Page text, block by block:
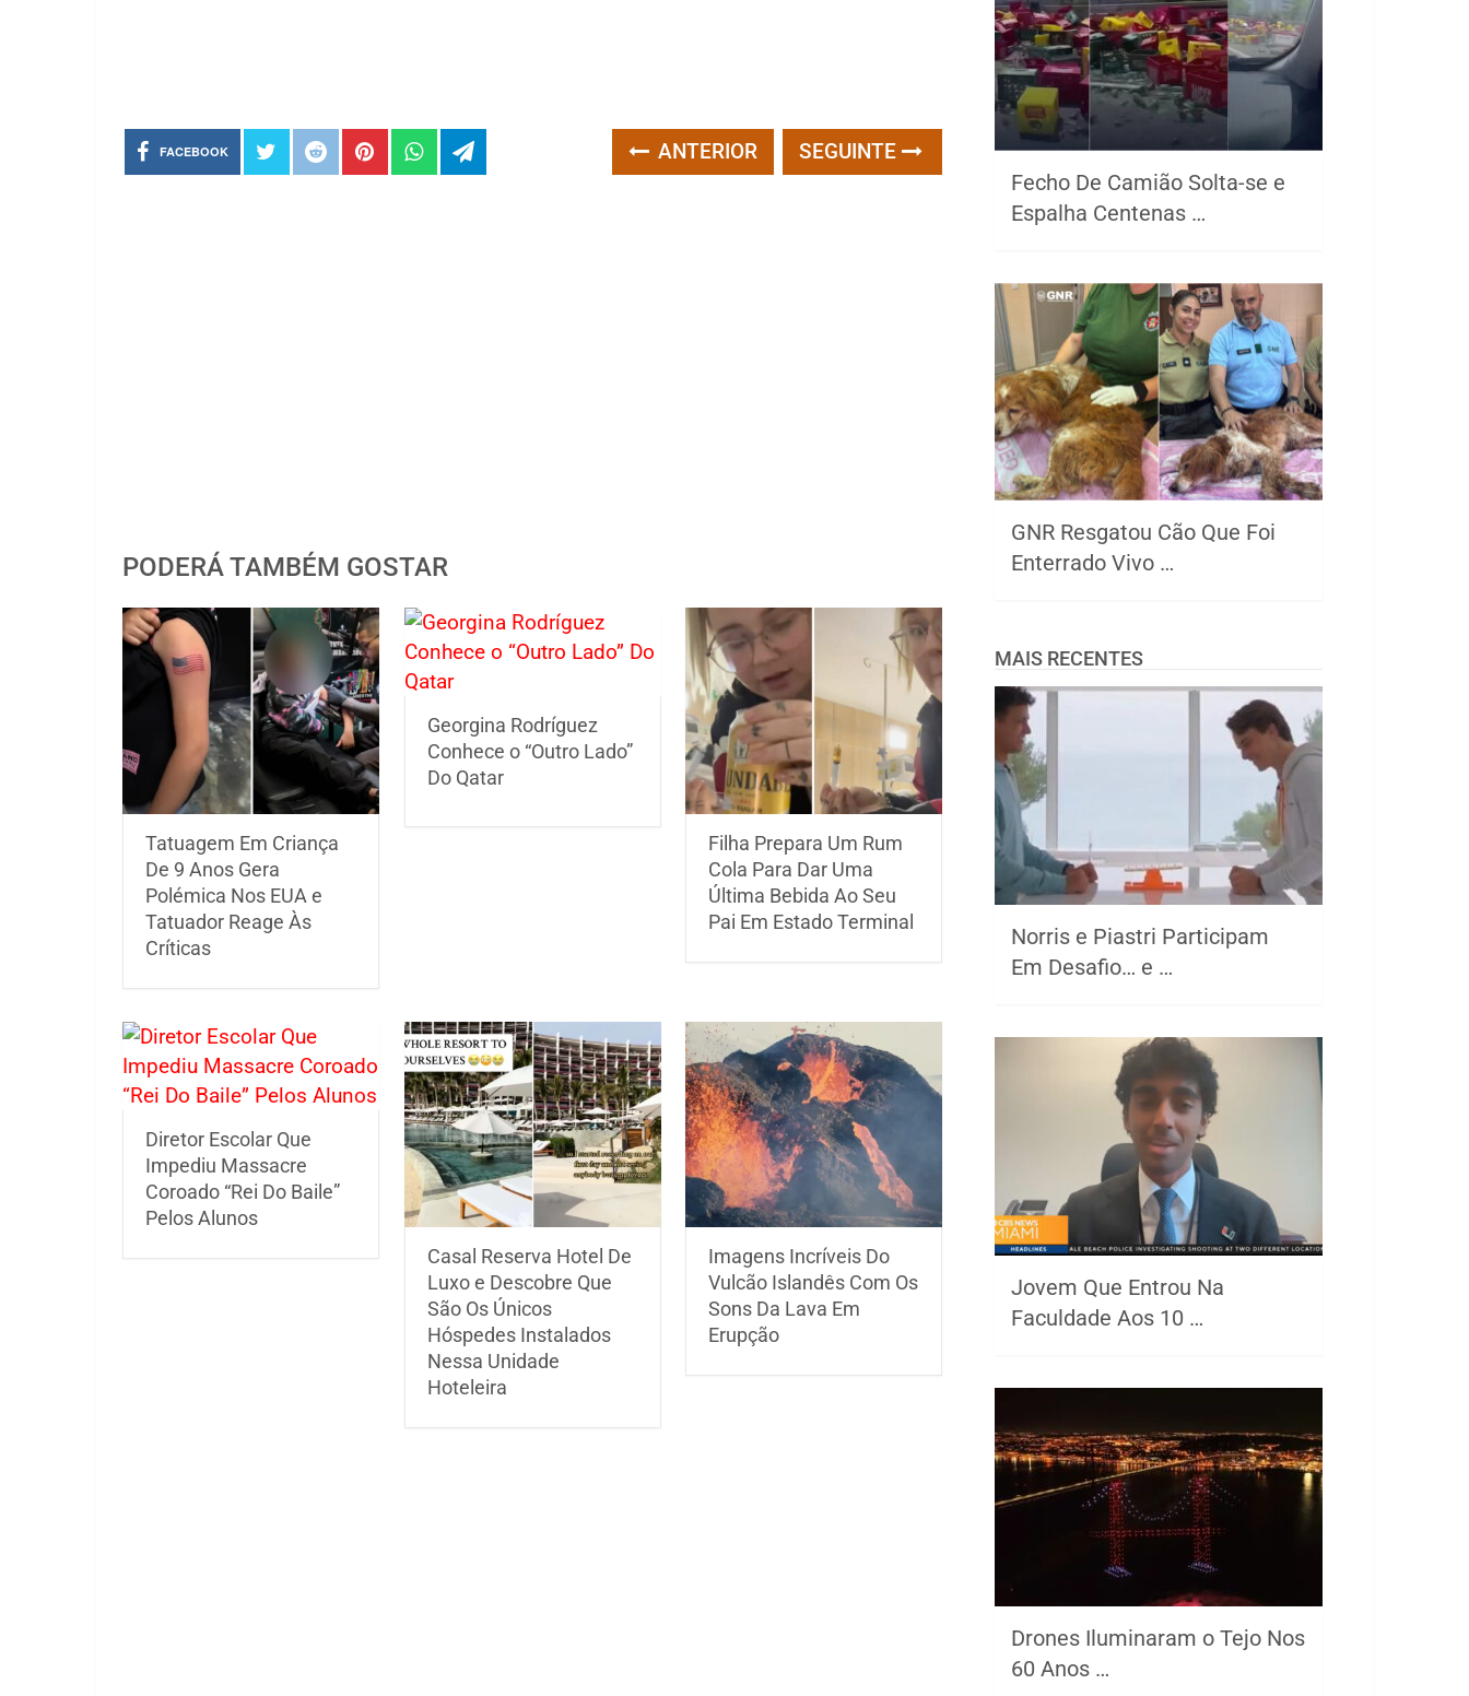
FACEBOOK ANTERIOR SEGUINTE
PODERÁ TAMBÉM GOSTAR
Tatuagem Em Criança
De 9 Anos Gera
Polémica Nos EUA e
Tatuador Reage Às
Críticas
Georgina Rodríguez
Conhece o “Outro Lado”
Do Qatar
Filha Prepara Um Rum
Cola Para Dar Uma
Última Bebida Ao Seu
Pai Em Estado Terminal
Diretor Escolar Que
Impediu Massacre
Coroado “Rei Do Baile”
Pelos Alunos
Casal Reserva Hotel De
Luxo e Descobre Que
São Os Únicos
Hóspedes Instalados
Nessa Unidade
Hoteleira
Imagens Incríveis Do
Vulcão Islandês Com Os
Sons Da Lava Em
Erupção
Fecho De Camião Solta-se e
Espalha Centenas …
GNR Resgatou Cão Que Foi
Enterrado Vivo …
MAIS RECENTES
Norris e Piastri Participam
Em Desafio… e …
Jovem Que Entrou Na
Faculdade Aos 10 …
Drones Iluminaram o Tejo Nos
60 Anos …